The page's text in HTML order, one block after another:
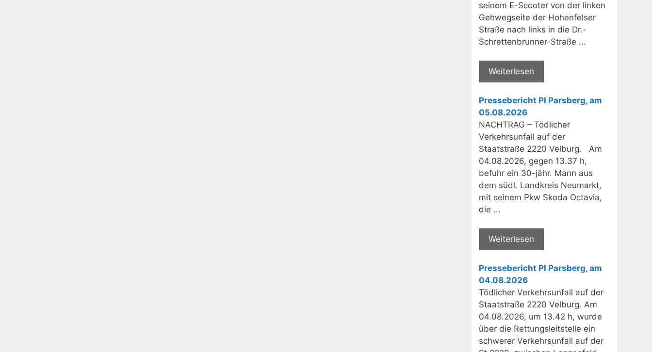
seinem E-Scooter von der linken
Gehwegseite der Hohenfelser
Straße nach links in die Dr.-
Schrettenbrunner-Straße ...
Weiterlesen
Pressebericht PI Parsberg, am
05.08.2026
NACHTRAG – Tödlicher
Verkehrsunfall auf der
Staatstraße 2220 Velburg. Am
04.08.2026, gegen 13.37 h,
befuhr ein 30-jähr. Mann aus
dem südl. Landkreis Neumarkt,
mit seinem Pkw Skoda Octavia,
die ...
Weiterlesen
Pressebericht PI Parsberg, am
04.08.2026
Tödlicher Verkehrsunfall auf der
Staatstraße 2220 Velburg. Am
04.08.2026, um 13.42 h, wurde
über die Rettungsleitstelle ein
schwerer Verkehrsunfall auf der